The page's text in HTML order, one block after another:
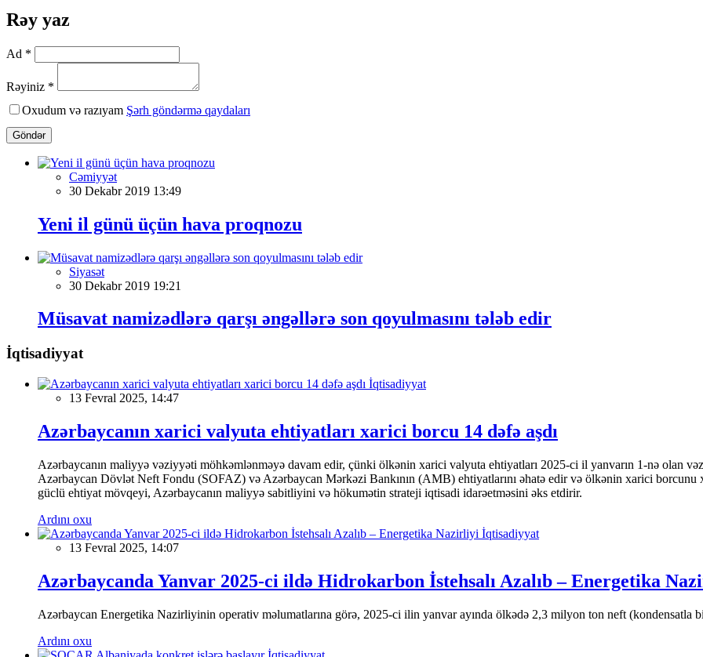
Rəy yaz
Ad *
Rəyiniz *
Oxudum və razıyam Şərh göndərmə qaydaları
Göndər
Cəmiyyət
30 Dekabr 2019 13:49
Yeni il günü üçün hava proqnozu
Siyasət
30 Dekabr 2019 19:21
Müsavat namizədlərə qarşı əngəllərə son qoyulmasını tələb edir
İqtisadiyyat
İqtisadiyyat
13 Fevral 2025, 14:47
Azərbaycanın xarici valyuta ehtiyatları xarici borcu 14 dəfə aşdı
Azərbaycanın maliyyə vəziyyəti möhkəmlənməyə davam edir, çünki ölkənin xarici valyuta ehtiyatları 2025-ci il yanvarın 1-nə olan
Azərbaycan Dövlət Neft Fondu (SOFAZ) və Azərbaycan Mərkəzi Bankının (AMB) ehtiyatlarını əhatə edir və ölkənin xarici
güclü ehtiyat mövqeyi, Azərbaycanın maliyyə sabitliyini və hökumətin strateji iqtisadi idarəetməsini əks etdirir.
Ardını oxu
İqtisadiyyat
13 Fevral 2025, 14:07
Azərbaycanda Yanvar 2025-ci ildə Hidrokarbon İstehsalı Azalıb – Energetika
Azərbaycan Energetika Nazirliyinin operativ məlumatlarına görə, 2025-ci ilin yanvar ayında ölkədə 2,3 milyon ton neft (kondensatla
Ardını oxu